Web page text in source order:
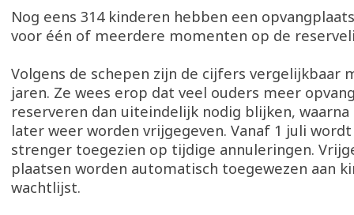
Nog eens 314 kinderen hebben een
voor één of meerdere momenten op de
Volgens de schepen zijn de cijfers vergelijkbaar
jaren. Ze wees erop dat veel ouders meer
reserveren dan uiteindelijk nodig blijken,
later weer worden vrijgegeven. Vanaf 1 juli
strenger toegezien op tijdige annuleringen.
plaatsen worden automatisch toegewezen aan
wachtlijst.